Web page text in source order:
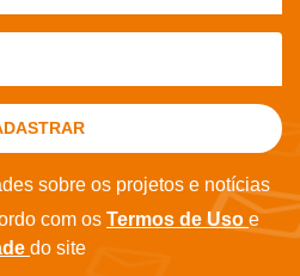
sobre os projetos e notícias
com os Termos de Uso e
do site